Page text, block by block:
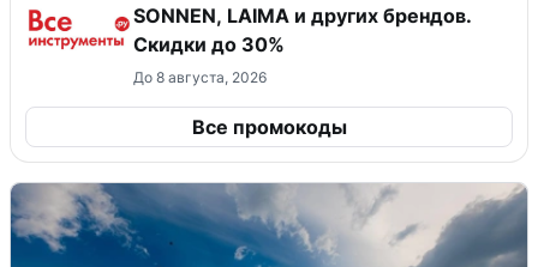
SONNEN, LAIMA и других брендов.
Скидки до 30%
До 8 августа, 2026
Все промокоды